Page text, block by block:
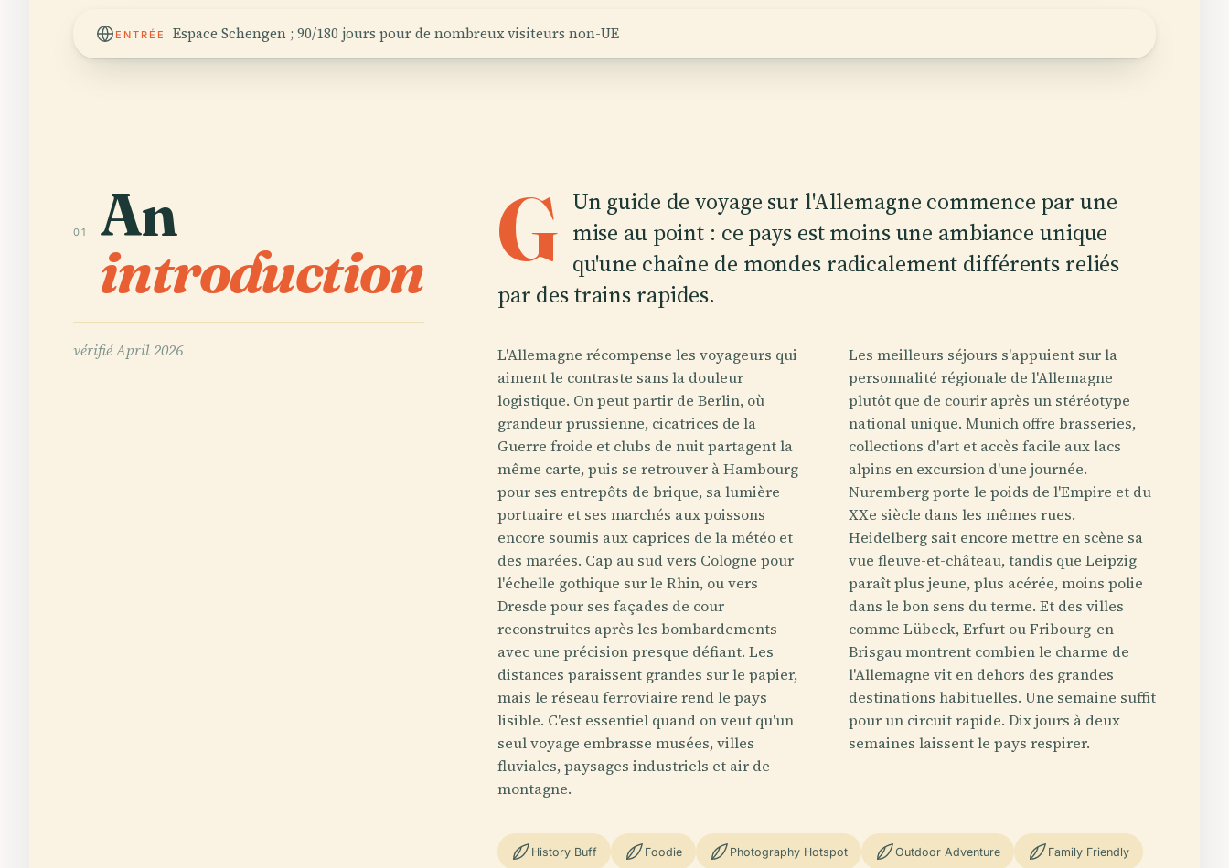
ENTRÉE Espace Schengen ; 90/180 jours pour de nombreux visiteurs non-UE
01 An
introduction
vérifiéApril 2026
G Un guide de voyage sur l'Allemagne commence par une
mise au point : ce pays est moins une ambiance unique
qu'une chaîne de mondes radicalement différents reliés
par des trains rapides.
L'Allemagne récompense les voyageurs qui
aiment le contraste sans la douleur
logistique. On peut partir de Berlin, où
grandeur prussienne, cicatrices de la
Guerre froide et clubs de nuit partagent la
même carte, puis se retrouver à Hambourg
pour ses entrepôts de brique, sa lumière
portuaire et ses marchés aux poissons
encore soumis aux caprices de la météo et
des marées. Cap au sud vers Cologne pour
l'échelle gothique sur le Rhin, ou vers
Dresde pour ses façades de cour
reconstruites après les bombardements
avec une précision presque défiant. Les
distances paraissent grandes sur le papier,
mais le réseau ferroviaire rend le pays
lisible. C'est essentiel quand on veut qu'un
seul voyage embrasse musées, villes
fluviales, paysages industriels et air de
montagne.
Les meilleurs séjours s'appuient sur la
personnalité régionale de l'Allemagne
plutôt que de courir après un stéréotype
national unique. Munich offre brasseries,
collections d'art et accès facile aux lacs
alpins en excursion d'une journée.
Nuremberg porte le poids de l'Empire et du
XXe siècle dans les mêmes rues.
Heidelberg sait encore mettre en scène sa
vue fleuve-et-château, tandis que Leipzig
paraît plus jeune, plus acérée, moins polie
dans le bon sens du terme. Et des villes
comme Lübeck, Erfurt ou Fribourg-en-
Brisgau montrent combien le charme de
l'Allemagne vit en dehors des grandes
destinations habituelles. Une semaine suffit
pour un circuit rapide. Dix jours à deux
semaines laissent le pays respirer.
History Buff Foodie Photography Hotspot Outdoor Adventure Family Friendly